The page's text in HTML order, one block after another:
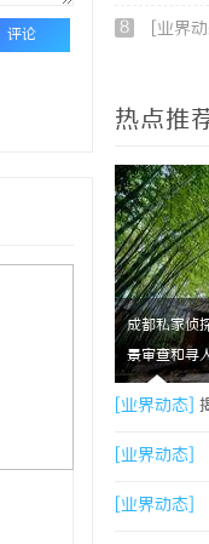
评论 8 [业界动
热点推
成都私家侦
景审查和寻
[业界动态]
现状全解析
[业界动态]
[业界动态]